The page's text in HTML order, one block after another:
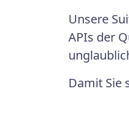
Unsere
APIs der
Damit Sie